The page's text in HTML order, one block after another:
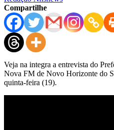
Compartilhe
Veja na integra a entrevista do
Nova FM de Novo Horizonte do
quinta-feira (19).